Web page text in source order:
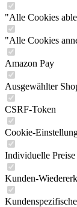
"Alle Cookies
"Alle Cookies
Amazon Pay
Ausgewählter
CSRF-Token
Cookie-
Individuelle Preise
Kunden-